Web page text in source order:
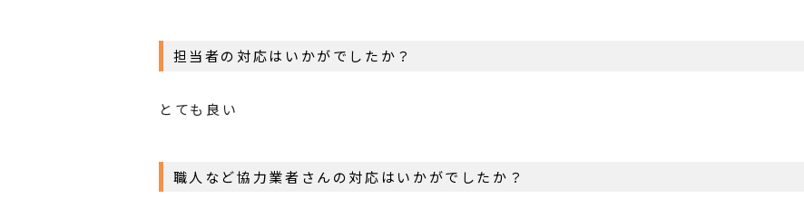
担当者の対応はいかがでしたか？
とても良い
職人など協力業者さんの対応はいかがでしたか？